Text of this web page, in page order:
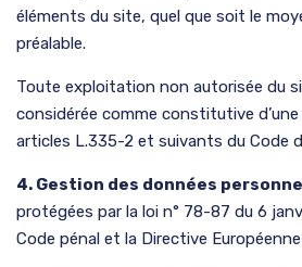
éléments du site, quel que soit le
préalable.
Toute exploitation non autorisée du
considérée comme constitutive
articles L.335-2 et suivants du Code
4. Gestion des données
protégées par la loi n° 78-87 du 6
Code pénal et la Directive